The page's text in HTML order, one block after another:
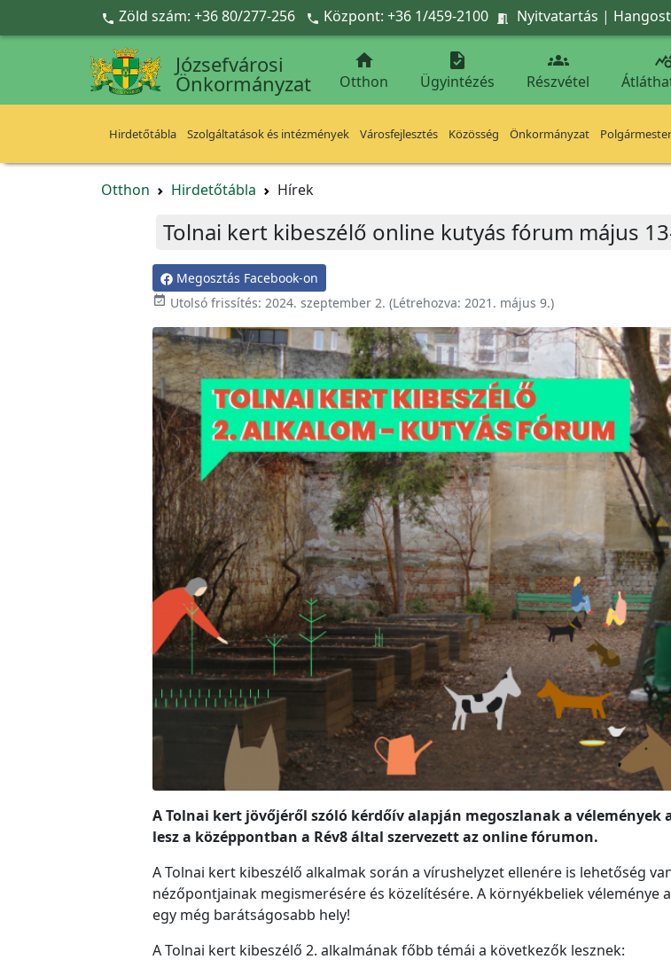
Ugrás a fő tartalomra
 Zöld szám: +36 80/277-256  Központ: +36 1/459-2100  Nyitvatartás |
Józsefvárosi
Önkormányzat

Otthon

Ügyintézés

Részvétel
Hirdetőtábla Szolgáltatások és intézmények Városfejlesztés Közösség Önkormányzat
Otthon Hirdetőtábla Hírek
Tolnai kert kibeszélő online kutyás fórum május
Megosztás Facebook-on
 Utolsó frissítés: 2024. szeptember 2. (Létrehozva: 2021. május 9.)
A Tolnai kert jövőjéről szóló kérdőív alapján megoszlanak a
lesz a középpontban a Rév8 által szervezett az online fórumon.
A Tolnai kert kibeszélő alkalmak során a vírushelyzet ellenére is lehetőség
nézőpontjainak megismerésére és közelítésére. A környékbeliek
egy még barátságosabb hely!
A Tolnai kert kibeszélő 2. alkalmának főbb témái a következők lesznek: